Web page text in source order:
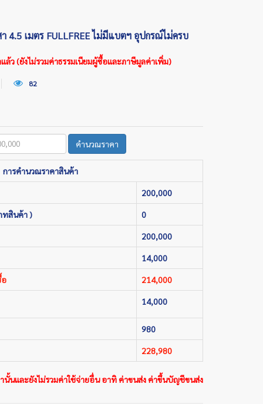
4.5 เมตร FULLFREE ไม่มีแบตฯ อุปกรณ์ไม่ครบ
ล้ว (ยังไม่รวมค่าธรรมเนียมผู้ซื้อและภาษีมูลค่าเพิ่ม)
82
คำนวณราคา
การคำนวณราคาสินค้า
200,000
ทสินค้า ) 0
200,000
14,000
อ 214,000
14,000
980
228,980
นั้นและยังไม่รวมค่าใช้จ่ายอื่น อาทิ ค่าขนส่ง ค่าขึ้นบัญชีขนส่ง